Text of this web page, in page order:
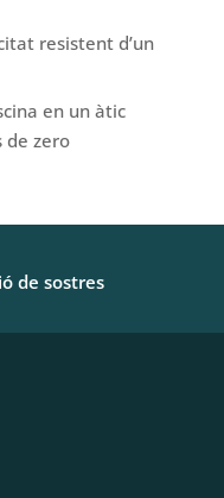
resistent d’un
en un àtic
de zero
de sostres